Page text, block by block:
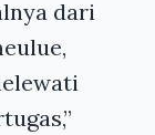
dari